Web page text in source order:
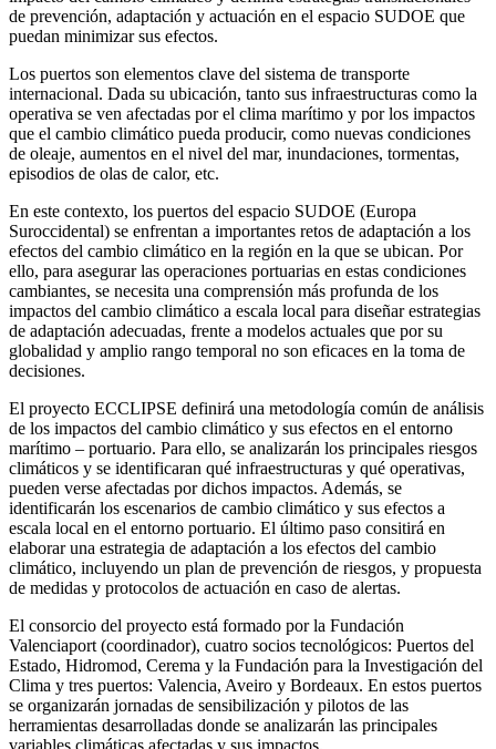
de prevención, adaptación y actuación en el espacio SUDOE que
puedan minimizar sus efectos.
Los puertos son elementos clave del sistema de transporte
internacional. Dada su ubicación, tanto sus infraestructuras como la
operativa se ven afectadas por el clima marítimo y por los impactos
que el cambio climático pueda producir, como nuevas condiciones
de oleaje, aumentos en el nivel del mar, inundaciones, tormentas,
episodios de olas de calor, etc.
En este contexto, los puertos del espacio SUDOE (Europa
Suroccidental) se enfrentan a importantes retos de adaptación a los
efectos del cambio climático en la región en la que se ubican. Por
ello, para asegurar las operaciones portuarias en estas condiciones
cambiantes, se necesita una comprensión más profunda de los
impactos del cambio climático a escala local para diseñar estrategias
de adaptación adecuadas, frente a modelos actuales que por su
globalidad y amplio rango temporal no son eficaces en la toma de
decisiones.
El proyecto ECCLIPSE definirá una metodología común de análisis
de los impactos del cambio climático y sus efectos en el entorno
marítimo – portuario. Para ello, se analizarán los principales riesgos
climáticos y se identificaran qué infraestructuras y qué operativas,
pueden verse afectadas por dichos impactos. Además, se
identificarán los escenarios de cambio climático y sus efectos a
escala local en el entorno portuario. El último paso consitirá en
elaborar una estrategia de adaptación a los efectos del cambio
climático, incluyendo un plan de prevención de riesgos, y propuesta
de medidas y protocolos de actuación en caso de alertas.
El consorcio del proyecto está formado por la Fundación
Valenciaport (coordinador), cuatro socios tecnológicos: Puertos del
Estado, Hidromod, Cerema y la Fundación para la Investigación del
Clima y tres puertos: Valencia, Aveiro y Bordeaux. En estos puertos
se organizarán jornadas de sensibilización y pilotos de las
herramientas desarrolladas donde se analizarán las principales
variables climáticas afectadas y sus impactos.